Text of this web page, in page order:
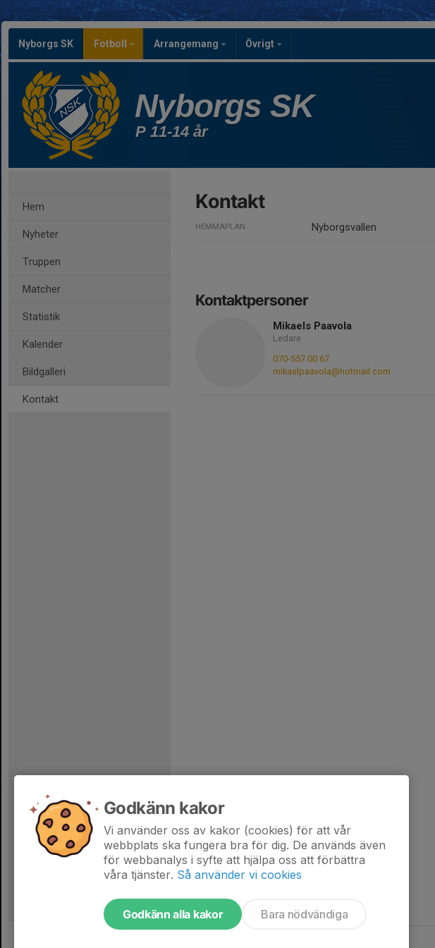
Nyborgs SK Fotboll Arrangemang Övrigt
Nyborgs SK
P 11-14 år
Hem
Nyheter
Truppen
Matcher
Statistik
Kalender
Bildgalleri
Kontakt
Kontakt
HEMMAPLAN Nyborgsvallen
Kontaktpersoner
Mikaels Paavola
Ledare
070-557 00 67
mikaelpaavola@hotmail.com
Godkänn kakor
Vi använder oss av kakor (cookies) för att vår
webbplats ska fungera bra för dig. De används även
för webbanalys i syfte att hjälpa oss att förbättra
våra tjänster. Så använder vi cookies
Godkänn alla kakor Bara nödvändiga